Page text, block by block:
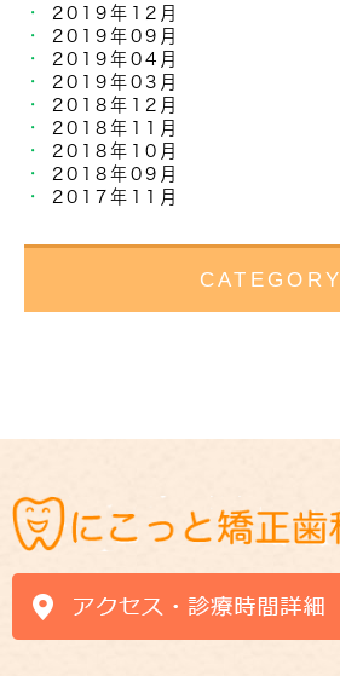
2019年12月
2019年09月
2019年04月
2019年03月
2018年12月
2018年11月
2018年10月
2018年09月
2017年11月
CATEGORY